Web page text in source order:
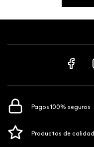
Pagos 100% seguros
Productos de calidad